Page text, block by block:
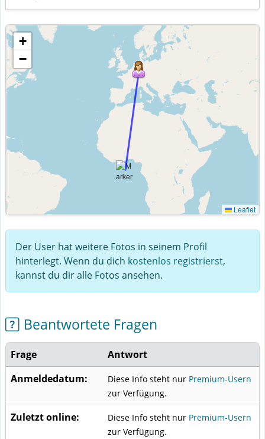
+
−
Leaflet
Der User hat weitere Fotos in seinem Profil
hinterlegt. Wenn du dich kostenlos registrierst,
kannst du dir alle Fotos ansehen.
Beantwortete Fragen
Frage
Antwort
Anmeldedatum:
Diese Info steht nur Premium-Usern
zur Verfügung.
Zuletzt online: Diese Info steht nur Premium-Usern
zur Verfügung.